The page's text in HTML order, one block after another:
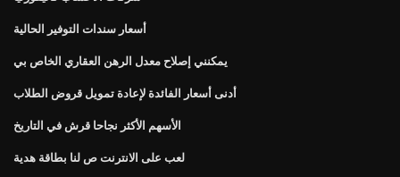
أسعار سندات التوفير الحالية
يمكنني إصلاح معدل الرهن العقاري الخاص بي
أدنى أسعار الفائدة لإعادة تمويل قروض الطلاب
الأسهم الأكثر نجاحا قرش في التاريخ
لعب على الانترنت ص لنا بطاقة هدية